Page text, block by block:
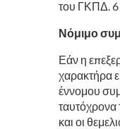
του ΓΚΠΔ. 6
Νόμιμο
Εάν η
χαρακτήρα
έννομου
ταυτόχρονα
και οι